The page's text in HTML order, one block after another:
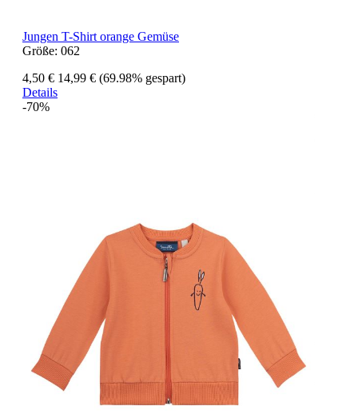
Jungen T-Shirt orange Gemüse
Größe: 062
4,50 € 14,99 € (69.98% gespart)
Details
-70%